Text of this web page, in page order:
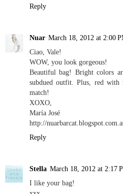
Reply
Nuar March 18, 2012 at 2:00
Ciao, Vale!
WOW, you look gorgeous!
Beautiful bag! Bright colors
subdued outfit. Plus, red with
match!
XOXO,
María José
http://
Reply
Stella March 18, 2012 at 2:17
I like your bag!